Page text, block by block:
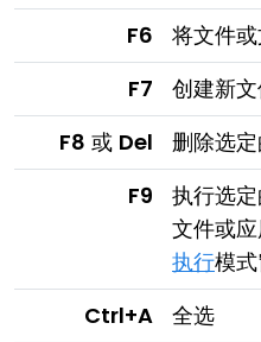
F6
将文件
F7
创建新
F8 或 Del
删除选
F9
执行选
文件或
执行模式
Ctrl+A
全选